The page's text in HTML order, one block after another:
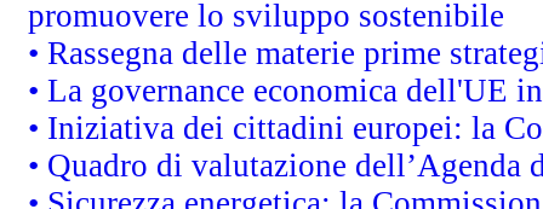
promuovere lo sviluppo sostenibile
• Rassegna delle materie prime
• La governance economica dell'UE
• Iniziativa dei cittadini europei: la
• Quadro di valutazione